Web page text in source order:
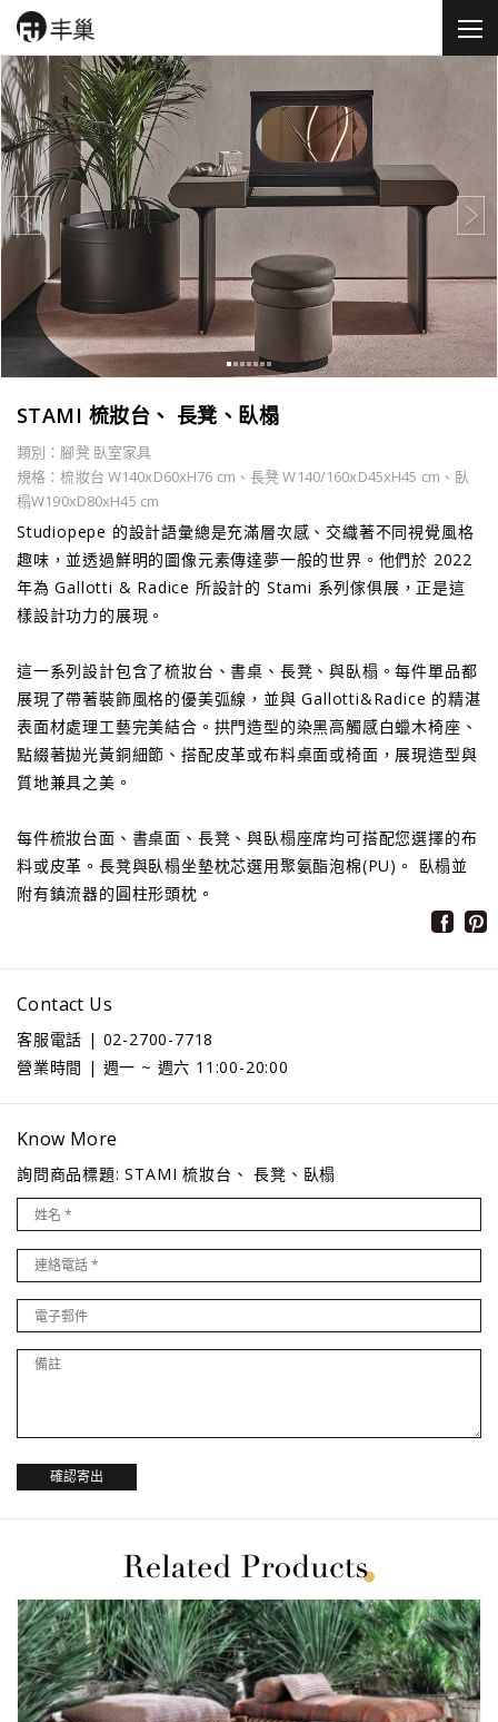
STAMI 梳妝台、 長凳、臥榻
類別：腳凳 臥室家具
規格：梳妝台 W140xD60xH76 cm、長凳 W140/160xD45xH45 cm、臥
榻W190xD80xH45 cm
Studiopepe 的設計語彙總是充滿層次感、交織著不同視覺風格
趣味，並透過鮮明的圖像元素傳達夢一般的世界。他們於 2022
年為 Gallotti & Radice 所設計的 Stami 系列傢俱展，正是這
樣設計功力的展現。
這一系列設計包含了梳妝台、書桌、長凳、與臥榻。每件單品都
展現了帶著裝飾風格的優美弧線，並與 Gallotti&Radice 的精湛
表面材處理工藝完美結合。拱門造型的染黑高觸感白蠟木椅座、
點綴著拋光黃銅細節、搭配皮革或布料桌面或椅面，展現造型與
質地兼具之美。
每件梳妝台面、書桌面、長凳、與臥榻座席均可搭配您選擇的布
料或皮革。長凳與臥榻坐墊枕芯選用聚氨酯泡棉(PU)。 臥榻並
附有鎮流器的圓柱形頭枕。
Contact Us
客服電話 | 02-2700-7718
營業時間 | 週一 ~ 週六 11:00-20:00
Know More
詢問商品標題: STAMI 梳妝台、 長凳、臥榻
確認寄出